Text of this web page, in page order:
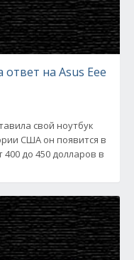
на Asus Eee
свой ноутбук
США он появится в
до 450 долларов в